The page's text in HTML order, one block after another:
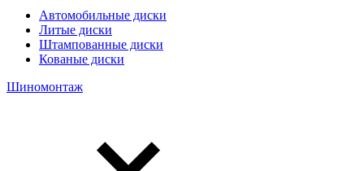
Автомобильные диски
Литые диски
Штампованные диски
Кованые диски
Шиномонтаж